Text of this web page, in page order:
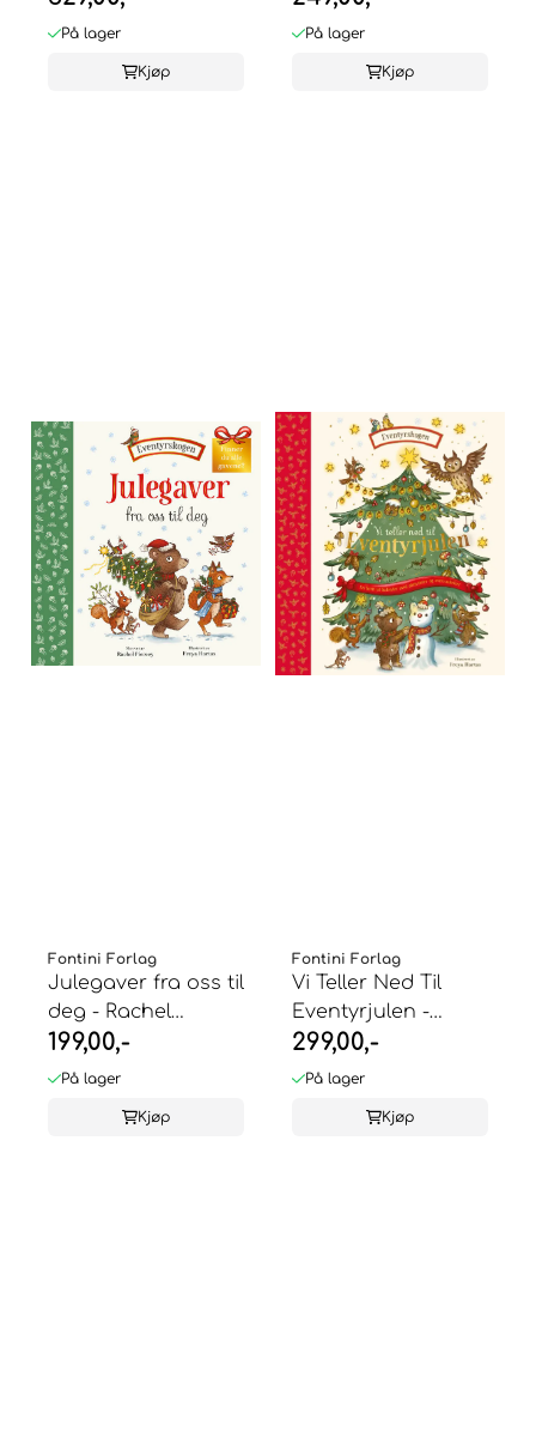
På lager
Kjøp
På lager
Kjøp
Fontini Forlag
Julegaver fra oss til
deg - Rachel
Piercey
199,00,-
På lager
Kjøp
Fontini Forlag
Vi Teller Ned Til
Eventyrjulen -
Rachel Piercey
299,00,-
På lager
Kjøp